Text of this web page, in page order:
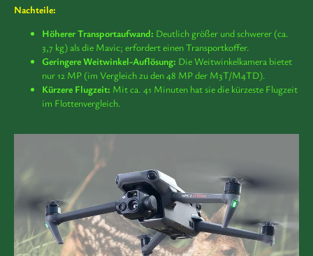
Nachteile:
Höherer Transportaufwand: Deutlich größer und schwerer (ca.
3,7 kg) als die Mavic; erfordert einen Transportkoffer.
Geringere Weitwinkel-Auflösung: Die Weitwinkelkamera bietet
nur 12 MP (im Vergleich zu den 48 MP der M3T/M4TD).
Kürzere Flugzeit: Mit ca. 41 Minuten hat sie die kürzeste Flugzeit
im Flottenvergleich.